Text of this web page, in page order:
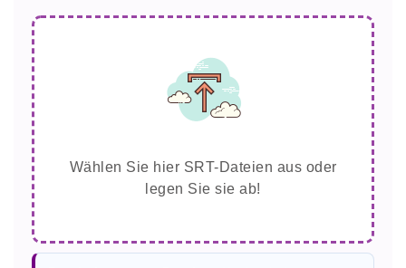
Wählen Sie hier SRT-Dateien aus oder
legen Sie sie ab!